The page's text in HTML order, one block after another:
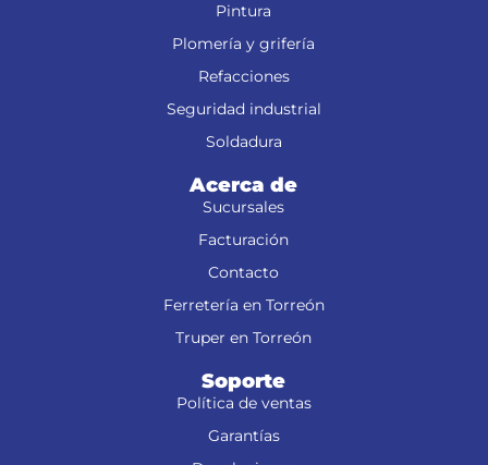
Pintura
Plomería y grifería
Refacciones
Seguridad industrial
Soldadura
Acerca de
Sucursales
Facturación
Contacto
Ferretería en Torreón
Truper en Torreón
Soporte
Política de ventas
Garantías